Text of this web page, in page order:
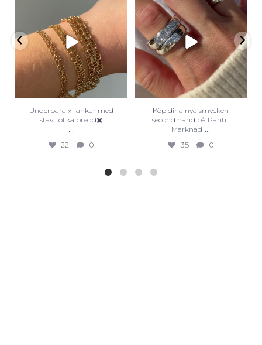
Underbara x-länkar med
stav i olika bredd✖️
...
22 0
Köp dina nya smycken
second hand på Pantit
Marknad ...
35 0